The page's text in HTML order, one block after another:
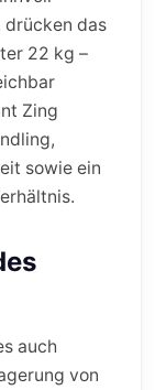
drücken das
22 kg –
Zing
sowie ein
auch
von